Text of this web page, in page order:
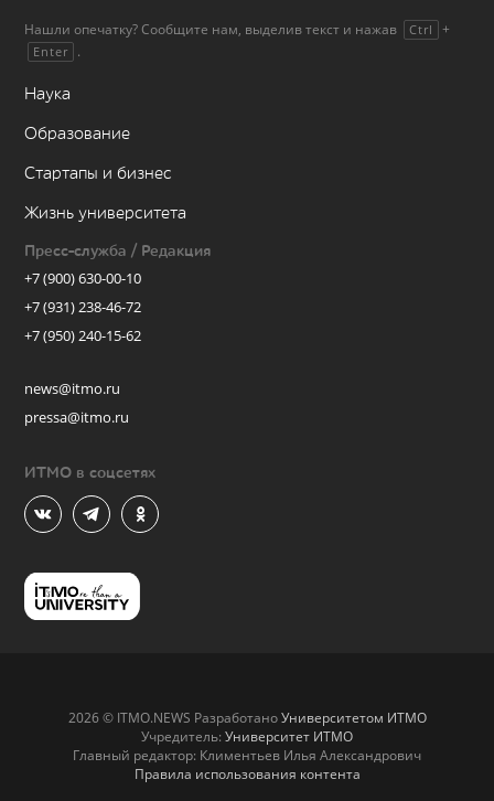
Нашли опечатку? Сообщите нам, выделив текст и нажав Ctrl +
Enter .
Наука
Образование
Стартапы и бизнес
Жизнь университета
Пресс-служба / Редакция
+7 (900) 630-00-10
+7 (931) 238-46-72
+7 (950) 240-15-62
news@itmo.ru
pressa@itmo.ru
ИТМО в соцсетях
2026 © ITMO.NEWS РазработаноУниверситетом ИТМО
Учредитель: Университет ИТМО
Главный редактор: Климентьев Илья Александрович
Правила использования контента